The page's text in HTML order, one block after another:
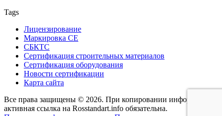
Tags
Лицензирование
Маркировка СЕ
СБКТС
Сертификация строительных материалов
Сертификация оборудования
Новости сертификации
Карта сайта
Все права защищены © 2026. При копировании информации -
активная ссылка на Rosstandart.info обязательна.